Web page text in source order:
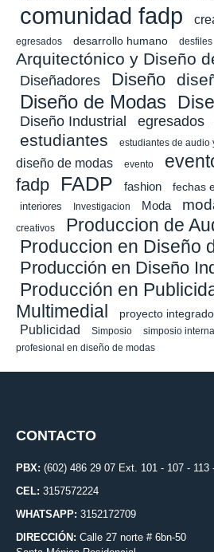
comunidad fadp
egresados
desarrollo humano desfiles
Arquitectónico y Diseño
Diseñadores Diseño
Diseño de Modas
Diseño Industrial egresados
estudiantes estudiantes de audio
diseño de modas
evento
fadp
FADP fashion fechas
interiores Investigacion Moda
creativos Produccion de
Produccion en Diseño
Producción en Diseño
Producción en
Multimedial
proyecto
Publicidad Simposio simposio
profesional en diseño de modas
CONTACTO
PBX: (602) 486 29 07 Ext. 101 - 107 - 113
CEL: 3157572224
WHATSAPP: 3152172709
DIRECCIÓN: Calle 27 norte # 6bn-50